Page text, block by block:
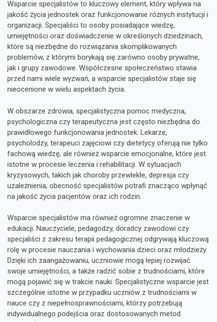
Wsparcie specjalistów to kluczowy element, który wpływa na
jakość życia jednostek oraz funkcjonowanie różnych instytucji i
organizacji. Specjaliści to osoby posiadające wiedzę,
umiejętności oraz doświadczenie w określonych dziedzinach,
które są niezbędne do rozwiązania skomplikowanych
problemów, z którymi borykają się zarówno osoby prywatne,
jak i grupy zawodowe. Współczesne społeczeństwo stawia
przed nami wiele wyzwań, a wsparcie specjalistów staje się
nieocenione w wielu aspektach życia.
W obszarze zdrowia, specjalistyczna pomoc medyczna,
psychologiczna czy terapeutyczna jest często niezbędna do
prawidłowego funkcjonowania jednostek. Lekarze,
psycholodzy, terapeuci zajęciowi czy dietetycy oferują nie tylko
fachową wiedzę, ale również wsparcie emocjonalne, które jest
istotne w procesie leczenia i rehabilitacji. W sytuacjach
kryzysowych, takich jak choroby przewlekłe, depresja czy
uzależnienia, obecność specjalistów potrafi znacząco wpłynąć
na jakość życia pacjentów oraz ich rodzin.
Wsparcie specjalistów ma również ogromne znaczenie w
edukacji. Nauczyciele, pedagodzy, doradcy zawodowi czy
specjaliści z zakresu terapii pedagogicznej odgrywają kluczową
rolę w procesie nauczania i wychowania dzieci oraz młodzieży.
Dzięki ich zaangażowaniu, uczniowie mogą lepiej rozwijać
swoje umiejętności, a także radzić sobie z trudnościami, które
mogą pojawić się w trakcie nauki. Specjalistyczne wsparcie jest
szczególnie istotne w przypadku uczniów z trudnościami w
nauce czy z niepełnosprawnościami, którzy potrzebują
indywidualnego podejścia oraz dostosowanych metod